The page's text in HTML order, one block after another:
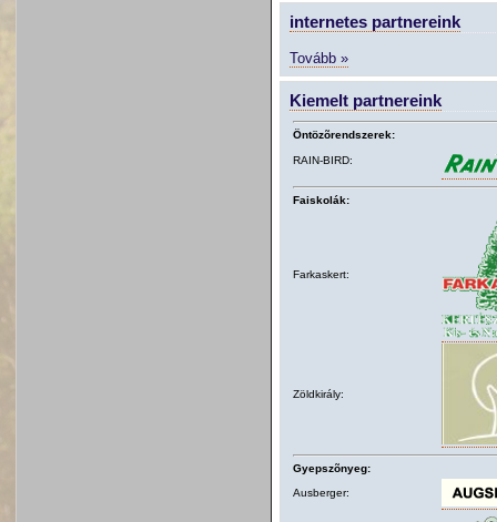
internetes partnereink
Tovább »
Kiemelt partnereink
Öntözõrendszerek:
RAIN-BIRD:
Faiskolák:
Farkaskert:
Zöldkirály:
Gyepszõnyeg:
Ausberger: